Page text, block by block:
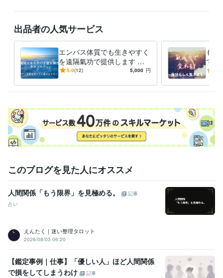
出品者の人気サービス
エンパス体質でも生きやすく
を遠隔氣功で提供します も
う自分を後回しにする生き方
トへ
5.0(12) 5,000 円
もう
で気
「断
ら変
このブログを見た人にオススメ
人間関係「もう限界」を見極める。
記事
占い
えんたく｜迷い整理タロット
2026/08/03 06:20
【鑑定事例｜仕事】「優しい人」ほど人間関係
で損をしてしまうわけ
記事